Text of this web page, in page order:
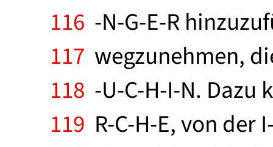
116 -N-G-E-R
117 wegzunehmen,
118 -U-C-H-I-N. Dazu
119 R-C-H-E, von der